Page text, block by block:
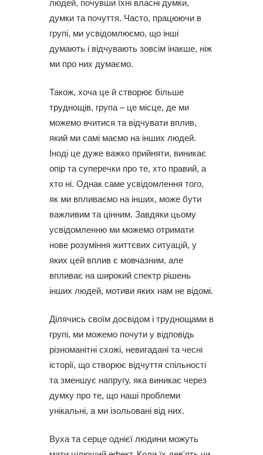
людей, почувши їхні власні думки,
думки та почуття. Часто, працюючи в
групі, ми усвідомлюємо, що інші
думають і відчувають зовсім інакше, ніж
ми про них думаємо.
Також, хоча це й створює більше
труднощів, група – це місце, де ми
можемо вчитися та відчувати вплив,
який ми самі маємо на інших людей.
Іноді це дуже важко прийняти, виникає
опір та суперечки про те, хто правий, а
хто ні. Однак саме усвідомлення того,
як ми впливаємо на інших, може бути
важливим та цінним. Завдяки цьому
усвідомленню ми можемо отримати
нове розуміння життєвих ситуацій, у
яких цей вплив є мовчазним, але
впливає на широкий спектр рішень
інших людей, мотиви яких нам не відомі.
Ділячись своїм досвідом і труднощами в
групі, ми можемо почути у відповідь
різноманітні схожі, невигадані та чесні
історії, що створює відчуття спільності
та зменшує напругу, яка виникає через
думку про те, що наші проблеми
унікальні, а ми ізольовані від них.
Вуха та серце однієї людини можуть